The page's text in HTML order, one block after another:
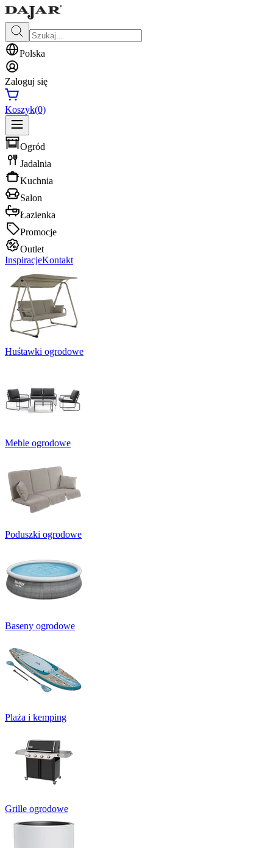
Polska
Zaloguj się
Koszyk(0)
Ogród
Jadalnia
Kuchnia
Salon
Łazienka
Promocje
Outlet
InspiracjeKontakt
Huśtawki ogrodowe
Meble ogrodowe
Poduszki ogrodowe
Baseny ogrodowe
Plaża i kemping
Grille ogrodowe